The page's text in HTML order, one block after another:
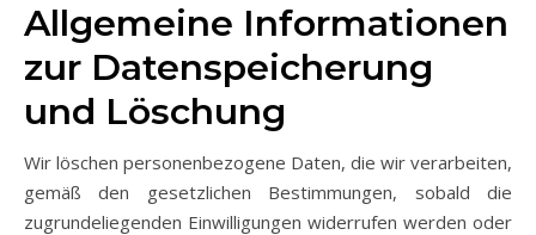
Allgemeine Informationen
zur Datenspeicherung
und Löschung
Wir löschen personenbezogene Daten, die wir verarbeiten,
gemäß den gesetzlichen Bestimmungen, sobald die
zugrundeliegenden Einwilligungen widerrufen werden oder